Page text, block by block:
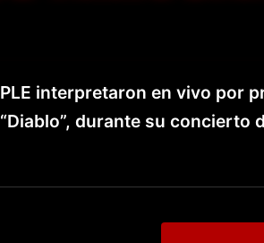
interpretaron en vivo por
durante su concierto